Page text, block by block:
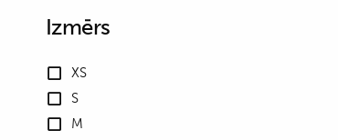
Izmērs
XS
S
M